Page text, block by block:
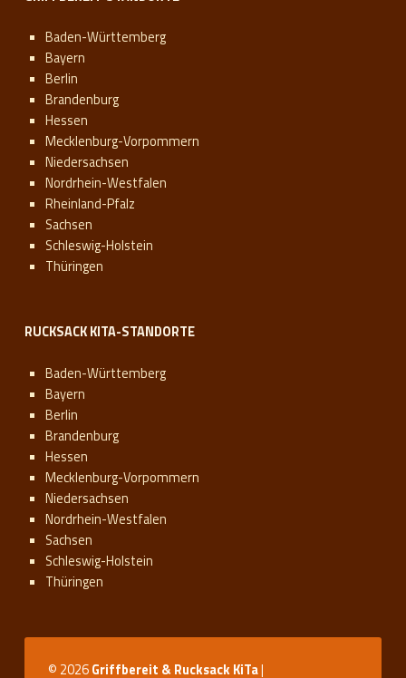
Baden-Württemberg
Bayern
Berlin
Brandenburg
Hessen
Mecklenburg-Vorpommern
Niedersachsen
Nordrhein-Westfalen
Rheinland-Pfalz
Sachsen
Schleswig-Holstein
Thüringen
RUCKSACK KITA-STANDORTE
Baden-Württemberg
Bayern
Berlin
Brandenburg
Hessen
Mecklenburg-Vorpommern
Niedersachsen
Nordrhein-Westfalen
Sachsen
Schleswig-Holstein
Thüringen
© 2026Griffbereit & Rucksack KiTa|